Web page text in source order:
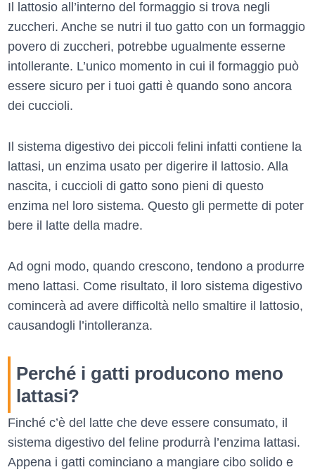
Il lattosio all’interno del formaggio si trova negli
zuccheri. Anche se nutri il tuo gatto con un formaggio
povero di zuccheri, potrebbe ugualmente esserne
intollerante. L’unico momento in cui il formaggio può
essere sicuro per i tuoi gatti è quando sono ancora
dei cuccioli.
Il sistema digestivo dei piccoli felini infatti contiene la
lattasi, un enzima usato per digerire il lattosio. Alla
nascita, i cuccioli di gatto sono pieni di questo
enzima nel loro sistema. Questo gli permette di poter
bere il latte della madre.
Ad ogni modo, quando crescono, tendono a produrre
meno lattasi. Come risultato, il loro sistema digestivo
comincerà ad avere difficoltà nello smaltire il lattosio,
causandogli l’intolleranza.
Perché i gatti producono meno
lattasi?
Finché c’è del latte che deve essere consumato, il
sistema digestivo del feline produrrà l’enzima lattasi.
Appena i gatti cominciano a mangiare cibo solido e